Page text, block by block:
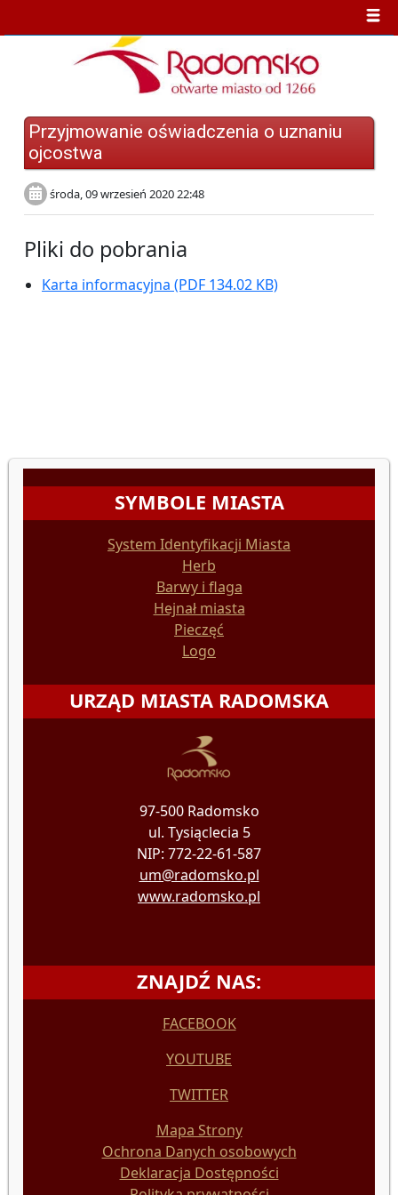
Przyjmowanie oświadczenia o uznaniu
ojcostwa
środa, 09 wrzesień 2020 22:48
Pliki do pobrania
Karta informacyjna (PDF 134.02 KB)
SYMBOLE MIASTA
System Identyfikacji Miasta
Herb
Barwy i flaga
Hejnał miasta
Pieczęć
Logo
URZĄD MIASTA RADOMSKA
97-500 Radomsko
ul. Tysiąclecia 5
NIP: 772-22-61-587
um@radomsko.pl
www.radomsko.pl
ZNAJDŹ NAS:
FACEBOOK
YOUTUBE
TWITTER
Mapa Strony
Ochrona Danych osobowych
Deklaracja Dostępności